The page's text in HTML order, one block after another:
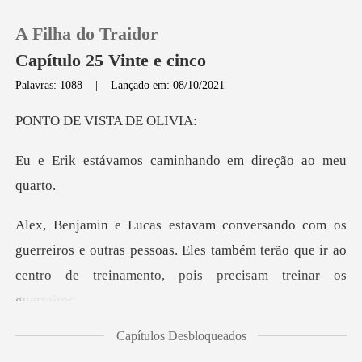
Loja
A Filha do Traidor
Capítulo 25 Vinte e cinco
Palavras: 1088 |Lançado em: 08/10/2021
VISTA D
s caminhando em di
eiros e outras pessoas. Eles também terão que ir ao
cen
eles depois de c
Capítulos Desbloqueados